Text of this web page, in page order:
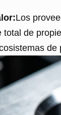
Los
total de
de